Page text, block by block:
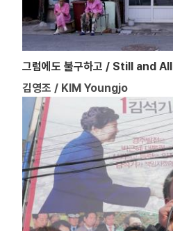
그럼에도 불구하고 / Still and All
김영조 / KIM Youngjo